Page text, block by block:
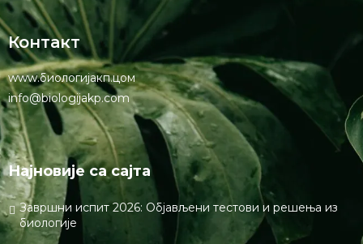
Контакт
www.биологијакп.цом
info@biologijakp.com
Најновије са сајта
Завршни испит 2026: Објављени тестови и решења из
биологије